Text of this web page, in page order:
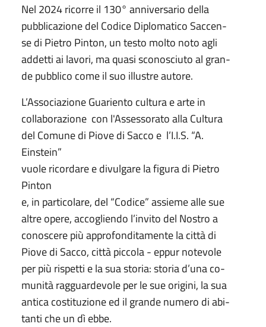
Nel 2024 ricorre il 130° anniversario della
pubblicazione del Codice Diplomatico Saccen-
se di Pietro Pinton, un testo molto noto agli
addetti ai lavori, ma quasi sconosciuto al gran-
de pubblico come il suo illustre autore.
L’Associazione Guariento cultura e arte in
collaborazione con l'Assessorato alla Cultura
del Comune di Piove di Sacco e l’I.I.S. “A.
Einstein”
vuole ricordare e divulgare la figura di Pietro
Pinton
e, in particolare, del “Codice” assieme alle sue
altre opere, accogliendo l’invito del Nostro a
conoscere più approfonditamente la città di
Piove di Sacco, città piccola - eppur notevole
per più rispetti e la sua storia: storia d’una co-
munità ragguardevole per le sue origini, la sua
antica costituzione ed il grande numero di abi-
tanti che un dì ebbe.